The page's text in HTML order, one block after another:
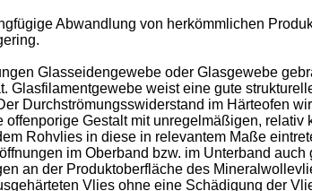
Abwandlung von herkömmlichen
Glasseidengewebe oder Glasgewebe
weist eine gute
Durchströmungsswiderstand im Härteofen
Gestalt mit unregelmäßigen, relativ
Rohvlies in diese in relevantem Maße
im Oberband bzw. im Unterband
an der Produktoberfläche des
Vlies ohne eine Schädigung der